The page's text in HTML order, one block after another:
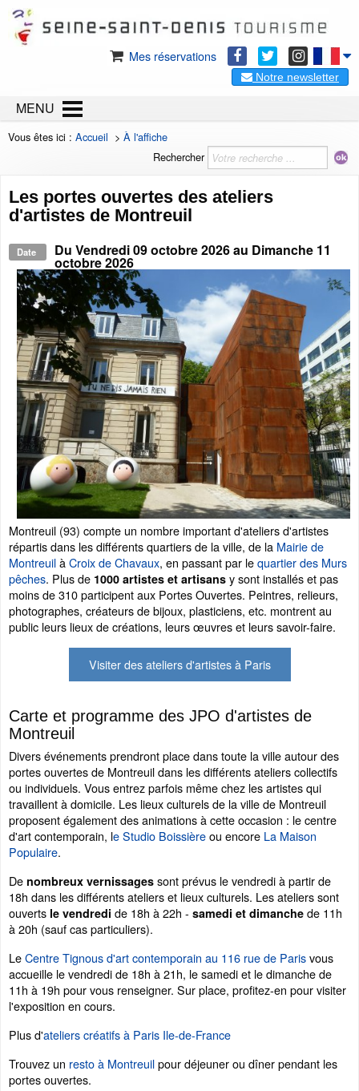
Mes réservations
Notre newsletter
MENU
Vous êtes ici : Accueil > À l'affiche
Rechercher
Les portes ouvertes des ateliers
d'artistes de Montreuil
Date Du Vendredi 09 octobre 2026au Dimanche 11
octobre 2026
Montreuil (93) compte un nombre important d'ateliers d'artistes
répartis dans les différents quartiers de la ville, de la Mairie de
MontreuilàCroix de Chavaux, en passant par lequartier des Murs
pêches. Plus de 1000 artistes et artisans y sont installés et pas
moins de 310 participent aux Portes Ouvertes. Peintres, relieurs,
photographes, créateurs de bijoux, plasticiens, etc. montrent au
public leurs lieux de créations, leurs œuvres et leurs savoir-faire.
Visiter des ateliers d'artistes à Paris
Carte et programme des JPO d'artistes de
Montreuil
Divers événements prendront place dans toute la ville autour des
portes ouvertes de Montreuil dans les différents ateliers collectifs
ou individuels. Vous entrez parfois même chez les artistes qui
travaillent à domicile. Les lieux culturels de la ville de Montreuil
proposent également des animations à cette occasion : le centre
d'art contemporain, le Studio Boissièreou encore La Maison
Populaire.
De nombreux vernissages sont prévus le vendredi à partir de
18h dans les différents ateliers et lieux culturels. Les ateliers sont
ouverts le vendredi de 18h à 22h - samedi et dimanche de 11h
à 20h (sauf cas particuliers).
LeCentre Tignous d'art contemporain au 116 rue de Parisvous
accueille le vendredi de 18h à 21h, le samedi et le dimanche de
11h à 19h pour vous renseigner. Sur place, profitez-en pour visiter
l'exposition en cours.
Plus d'ateliers créatifs à Paris Ile-de-France
Trouvez un resto à Montreuilpour déjeuner ou dîner pendant les
portes ouvertes.